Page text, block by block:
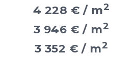
4 228 € / m2
3 946 € / m2
3 352 € / m2